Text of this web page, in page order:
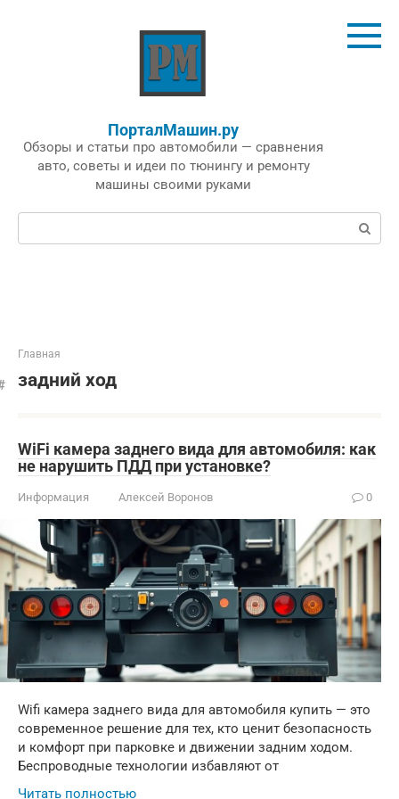
ПорталМашин.ру
Обзоры и статьи про автомобили — сравнения
авто, советы и идеи по тюнингу и ремонту
машины своими руками
Поиск:
Главная
задний ход
WiFi камера заднего вида для автомобиля: как
не нарушить ПДД при установке?
Информация Алексей Воронов 0
Wifi камера заднего вида для автомобиля купить — это
современное решение для тех, кто ценит безопасность
и комфорт при парковке и движении задним ходом.
Беспроводные технологии избавляют от
Читать полностью